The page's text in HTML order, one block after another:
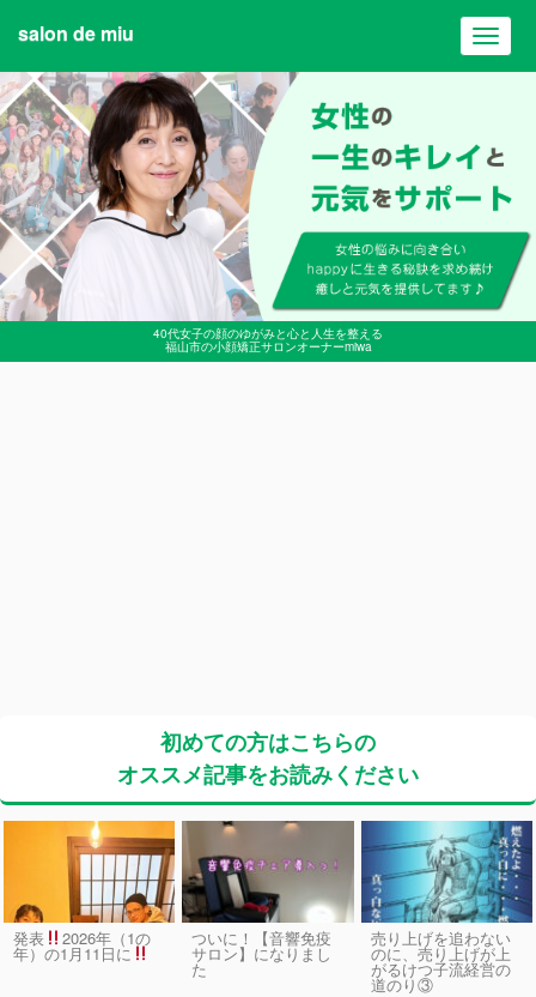
40代女子の顔のゆがみと心と人生を整える
福山市の小顔矯正サロンオーナーmiwa
salon de miu
初めての方はこちらの
オススメ記事をお読みください
発表 2026年（1の
年）の1月11日に
ついに！【音響免疫
サロン】になりまし
た
売り上げを追わない
のに、売り上げが上
がるけつ子流経営の
道のり③